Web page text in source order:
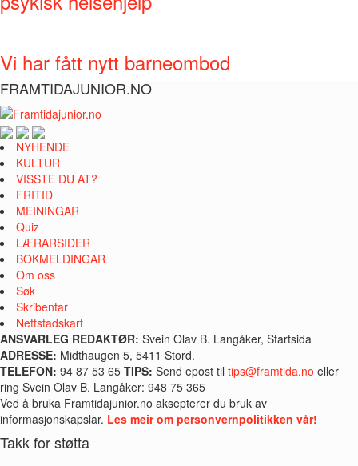
Vi har fått nytt barneombod
FRAMTIDAJUNIOR.NO
NYHENDE
KULTUR
VISSTE DU AT?
FRITID
MEININGAR
Quiz
LÆRARSIDER
BOKMELDINGAR
Om oss
Søk
Skribentar
Nettstadskart
ANSVARLEG REDAKTØR: Svein Olav B. Langåker, Startsida
ADRESSE: Midthaugen 5, 5411 Stord.
TELEFON: 94 87 53 65 TIPS: Send epost til tips@framtida.no eller
ring Svein Olav B. Langåker: 948 75 365
Ved å bruka Framtidajunior.no aksepterer du bruk av
informasjonskapslar. Les meir om personvernpolitikken vår!
Takk for støtta